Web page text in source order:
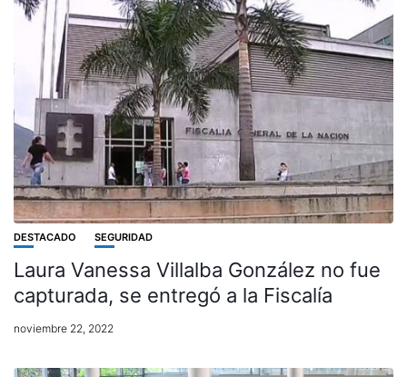
DESTACADO SEGURIDAD
Laura Vanessa Villalba González no fue
capturada, se entregó a la Fiscalía
noviembre 22, 2022